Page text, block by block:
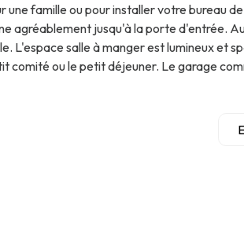
une famille ou pour installer votre
agréablement jusqu'à la porte d'entrée.
L'espace salle à manger est lumineux
comité ou le petit déjeuner. Le garage
3 chambres de l'étage. Une belle salle de
de lit et son dressing sur mesure. Le
- Estimation des coûts annuels : entre
est exposé sont disponibles sur le site
et 10 000 € d'honoraires. Agence Atout